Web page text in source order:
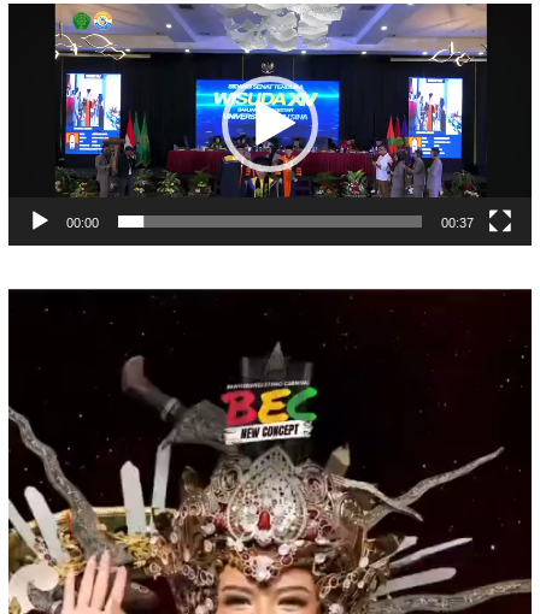
Pemutar
00:00 00:37